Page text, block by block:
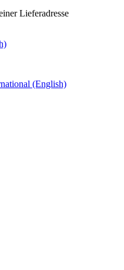
Lieferadresse
(English)